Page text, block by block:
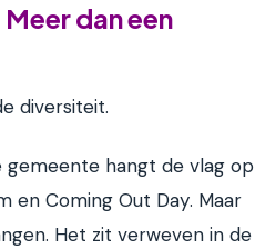
dan een
diversiteit.
gemeente hangt de vlag op
en Coming Out Day. Maar
Het zit verweven in de